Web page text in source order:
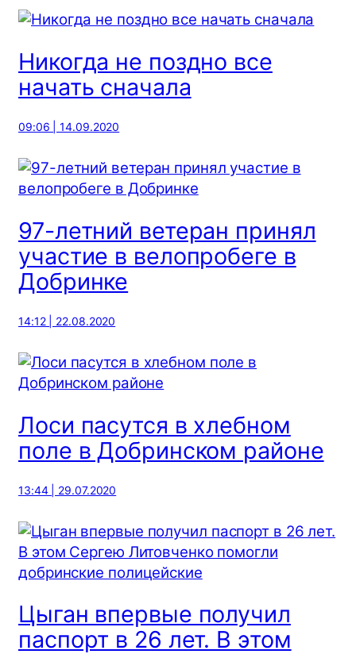
Никогда не поздно все
начать сначала
09:06 | 14.09.2020
97-летний ветеран принял
участие в велопробеге в
Добринке
14:12 | 22.08.2020
Лоси пасутся в хлебном
поле в Добринском районе
13:44 | 29.07.2020
Цыган впервые получил
паспорт в 26 лет. В этом